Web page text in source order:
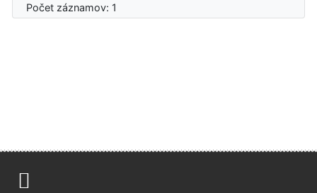
Počet záznamov: 1